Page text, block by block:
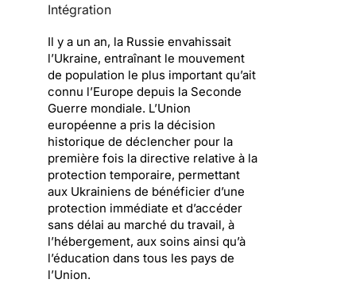
Intégration
Il y a un an, la Russie envahissait
l’Ukraine, entraînant le mouvement
de population le plus important qu’ait
connu l’Europe depuis la Seconde
Guerre mondiale. L’Union
européenne a pris la décision
historique de déclencher pour la
première fois la directive relative à la
protection temporaire, permettant
aux Ukrainiens de bénéficier d’une
protection immédiate et d’accéder
sans délai au marché du travail, à
l’hébergement, aux soins ainsi qu’à
l’éducation dans tous les pays de
l’Union.